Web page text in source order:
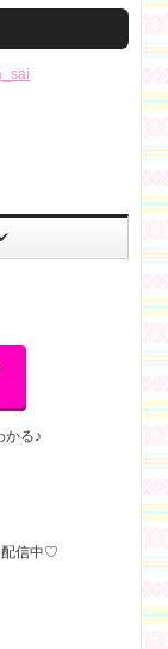
かる♪
配信中♡